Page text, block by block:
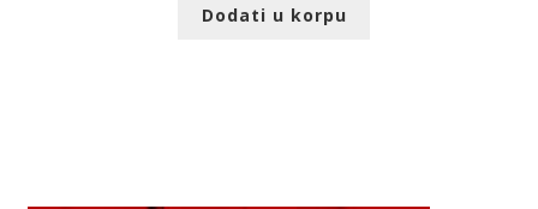
Dodati u korpu